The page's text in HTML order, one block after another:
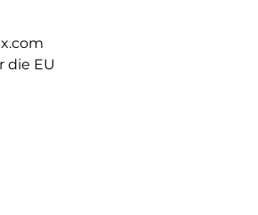
wird bis auf 5/100 mm genau auf
gefertigt und passt somit perfekt
ist die Schutzfolie ultradünn.
Schutzhüllen & Cases
Glass und Ihrer Lieblingshülle
optimal geschützt.
4-Layer Technology besteht aus
Coating. Die hydro- und oleophobe
die EU